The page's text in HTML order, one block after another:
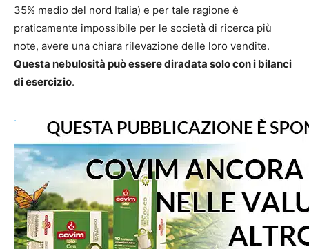
35% medio del nord Italia) e per tale ragione è
praticamente impossibile per le società di ricerca più
note, avere una chiara rilevazione delle loro vendite.
Questa nebulosità può essere diradata solo con i bilanci
di esercizio.
.